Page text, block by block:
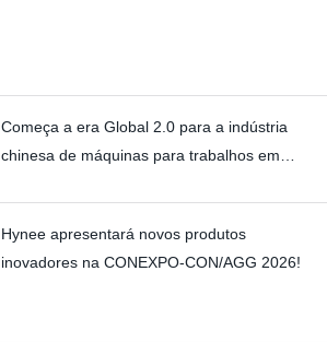
Começa a era Global 2.0 para a indústria
chinesa de máquinas para trabalhos em
Hynee apresentará novos produtos
inovadores na CONEXPO-CON/AGG 2026!